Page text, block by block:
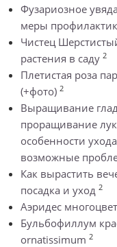
Фузариозное
меры
Чистец
растения в саду 2
Плетистая роза
(+фото) 2
Выращивание
проращивание
особенности
возможные
Как вырастить
посадка и уход 2
Аэридес
Бульбофиллум
ornatissimum 2